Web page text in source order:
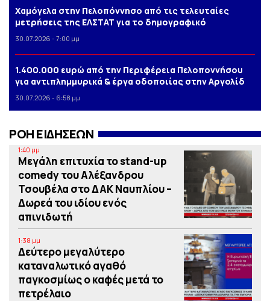
Χαμόγελα στην Πελοπόννησο από τις τελευταίες
μετρήσεις της ΕΛΣΤΑΤ για το δημογραφικό
30.07.2026 - 7:00 μμ
1.400.000 ευρώ από την Περιφέρεια Πελοποννήσου
για αντιπλημμυρικά & έργα οδοποιίας στην Αργολίδ
30.07.2026 - 6:58 μμ
ΡΟΗ ΕΙΔΗΣΕΩΝ
1:40 μμ
Μεγάλη επιτυχία το stand-up
comedy του Αλέξανδρου
Τσουβέλα στο ΔΑΚ Ναυπλίου –
Δωρεά του ιδίου ενός
απινιδωτή
1:38 μμ
Δεύτερο μεγαλύτερο
καταναλωτικό αγαθό
παγκοσμίως ο καφές μετά το
πετρέλαιο